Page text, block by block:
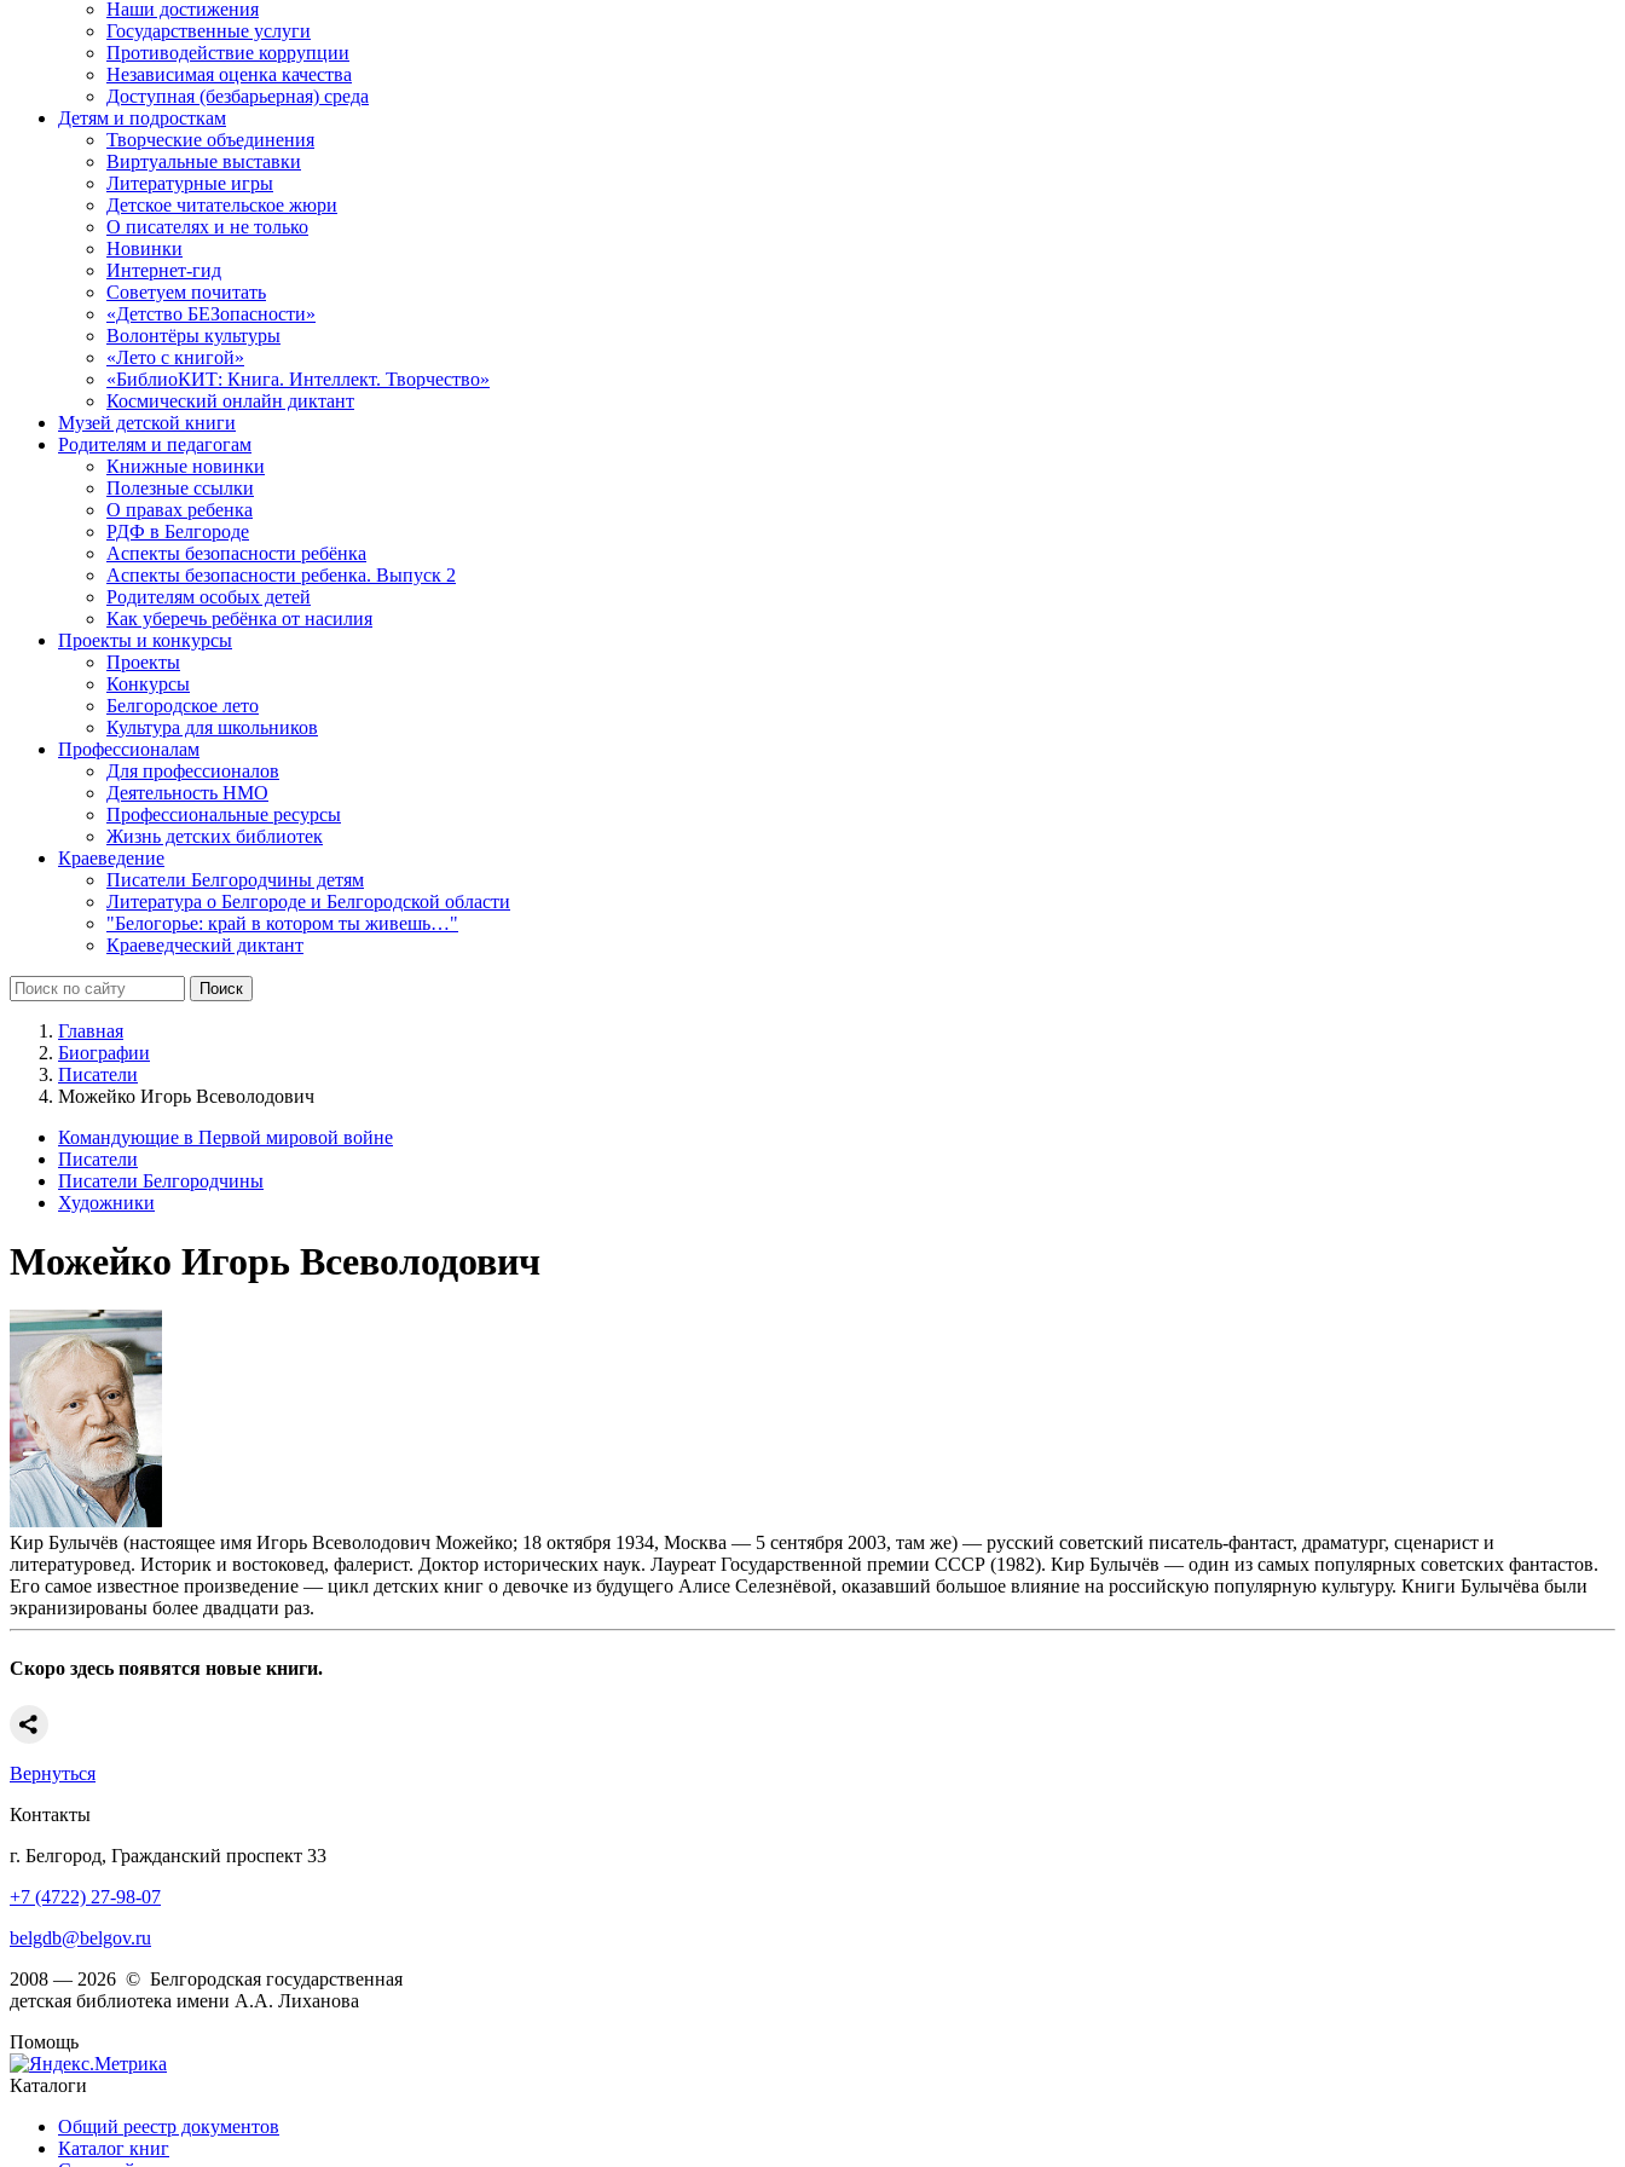
Наши достижения
Государственные услуги
Противодействие коррупции
Независимая оценка качества
Доступная (безбарьерная) среда
Детям и подросткам
Творческие объединения
Виртуальные выставки
Литературные игры
Детское читательское жюри
О писателях и не только
Новинки
Интернет-гид
Советуем почитать
«Детство БЕЗопасности»
Волонтёры культуры
«Лето с книгой»
«БиблиоКИТ: Книга. Интеллект. Творчество»
Космический онлайн диктант
Музей детской книги
Родителям и педагогам
Книжные новинки
Полезные ссылки
О правах ребенка
РДФ в Белгороде
Аспекты безопасности ребёнка
Аспекты безопасности ребенка. Выпуск 2
Родителям особых детей
Как уберечь ребёнка от насилия
Проекты и конкурсы
Проекты
Конкурсы
Белгородское лето
Культура для школьников
Профессионалам
Для профессионалов
Деятельность НМО
Профессиональные ресурсы
Жизнь детских библиотек
Краеведение
Писатели Белгородчины детям
Литература о Белгороде и Белгородской области
"Белогорье: край в котором ты живешь…"
Краеведческий диктант
Главная
Биографии
Писатели
Можейко Игорь Всеволодович
Командующие в Первой мировой войне
Писатели
Писатели Белгородчины
Художники
Можейко Игорь Всеволодович
Кир Булычёв (настоящее имя Игорь Всеволодович Можейко; 18 октября 1934, Москва — 5 сентября 2003, там же) — русский советский писатель-фантаст, драматург, сценарист и
литературовед. Историк и востоковед, фалерист. Доктор исторических наук. Лауреат Государственной премии СССР (1982). Кир Булычёв — один из самых популярных советских фантастов.
Его самое известное произведение — цикл детских книг о девочке из будущего Алисе Селезнёвой, оказавший большое влияние на российскую популярную культуру. Книги Булычёва были
экранизированы более двадцати раз.
Скоро здесь появятся новые книги.
Вернуться
Контакты
г. Белгород, Гражданский проспект 33
+7 (4722) 27-98-07
belgdb@belgov.ru
2008 — 2026 © Белгородская государственная
детская библиотека имени А.А. Лиханова
Помощь
Каталоги
Общий реестр документов
Каталог книг